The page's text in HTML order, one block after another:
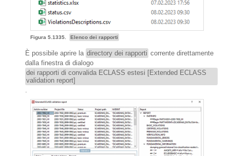
Figura 5.1335. Elenco dei rapporti
È possibile aprire la directory dei rapporti corrente direttamente
dalla finestra di dialogo
dei rapporti di convalida ECLASS estesi [Extended ECLASS
validation report]
.